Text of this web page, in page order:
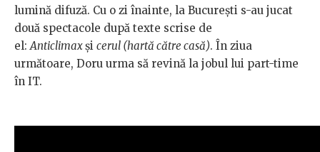
lumină difuză. Cu o zi înainte, la București s-au jucat
două spectacole după texte scrise de
el: Anticlimaxși cerul (hartă către casă). În ziua
următoare, Doru urma să revină la jobul lui part-time
în IT.